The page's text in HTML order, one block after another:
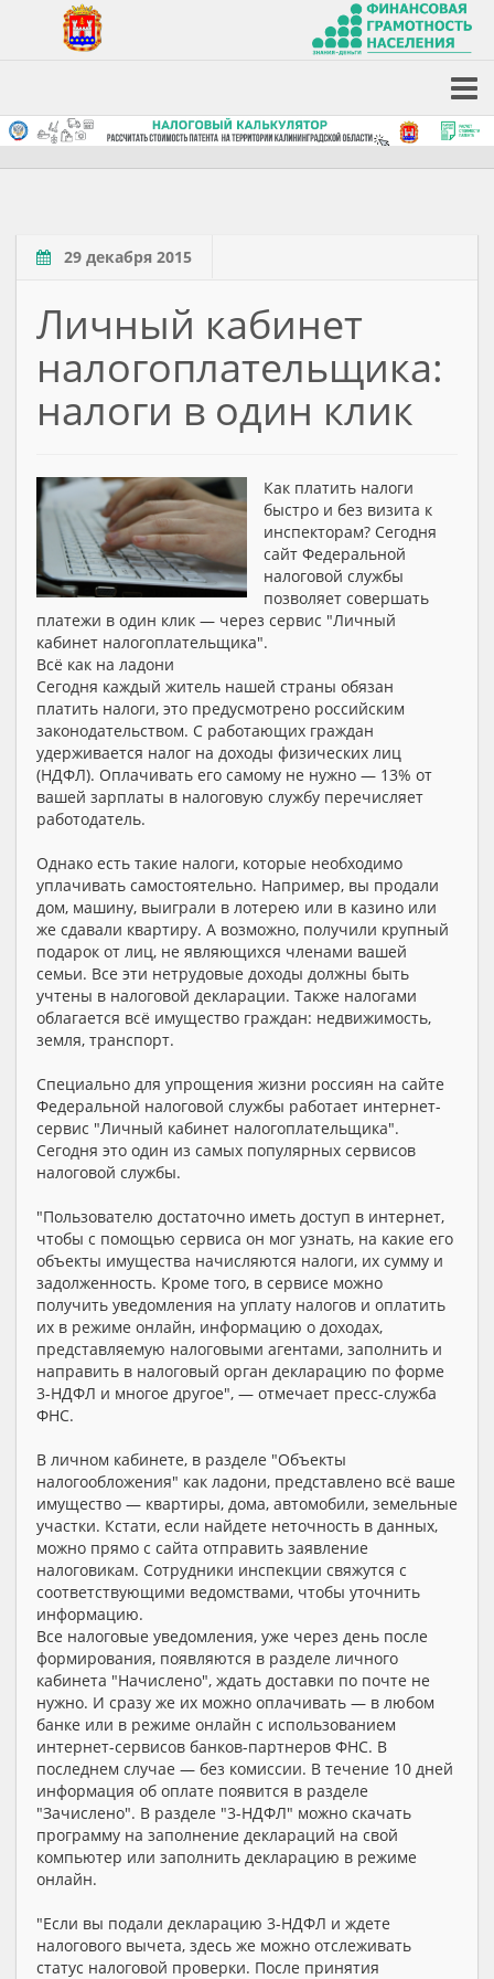
29 декабря 2015
Личный кабинет
налогоплательщика:
налоги в один клик
Как платить налоги
быстро и без визита к
инспекторам? Сегодня
сайт Федеральной
налоговой службы
позволяет совершать
платежи в один клик — через сервис "Личный
кабинет налогоплательщика".
Всё как на ладони
Сегодня каждый житель нашей страны обязан
платить налоги, это предусмотрено российским
законодательством. С работающих граждан
удерживается налог на доходы физических лиц
(НДФЛ). Оплачивать его самому не нужно — 13% от
вашей зарплаты в налоговую службу перечисляет
работодатель.
Однако есть такие налоги, которые необходимо
уплачивать самостоятельно. Например, вы продали
дом, машину, выиграли в лотерею или в казино или
же сдавали квартиру. А возможно, получили крупный
подарок от лиц, не являющихся членами вашей
семьи. Все эти нетрудовые доходы должны быть
учтены в налоговой декларации. Также налогами
облагается всё имущество граждан: недвижимость,
земля, транспорт.
Специально для упрощения жизни россиян на сайте
Федеральной налоговой службы работает интернет-
сервис "Личный кабинет налогоплательщика".
Сегодня это один из самых популярных сервисов
налоговой службы.
"Пользователю достаточно иметь доступ в интернет,
чтобы с помощью сервиса он мог узнать, на какие его
объекты имущества начисляются налоги, их сумму и
задолженность. Кроме того, в сервисе можно
получить уведомления на уплату налогов и оплатить
их в режиме онлайн, информацию о доходах,
представляемую налоговыми агентами, заполнить и
направить в налоговый орган декларацию по форме
3-НДФЛ и многое другое", — отмечает пресс-служба
ФНС.
В личном кабинете, в разделе "Объекты
налогообложения" как ладони, представлено всё ваше
имущество — квартиры, дома, автомобили, земельные
участки. Кстати, если найдете неточность в данных,
можно прямо с сайта отправить заявление
налоговикам. Сотрудники инспекции свяжутся с
соответствующими ведомствами, чтобы уточнить
информацию.
Все налоговые уведомления, уже через день после
формирования, появляются в разделе личного
кабинета "Начислено", ждать доставки по почте не
нужно. И сразу же их можно оплачивать — в любом
банке или в режиме онлайн с использованием
интернет-сервисов банков-партнеров ФНС. В
последнем случае — без комиссии. В течение 10 дней
информация об оплате появится в разделе
"Зачислено". В разделе "3-НДФЛ" можно скачать
программу на заполнение деклараций на свой
компьютер или заполнить декларацию в режиме
онлайн.
"Если вы подали декларацию 3-НДФЛ и ждете
налогового вычета, здесь же можно отслеживать
статус налоговой проверки. После принятия